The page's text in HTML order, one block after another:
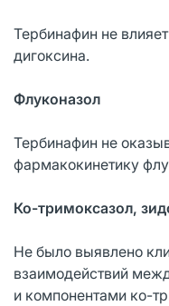
Тербинафин не
дигоксина.
Флуконазол
Тербинафин не
фармакокинетику
Ко-тримоксазол,
Не было выявлено
взаимодействий
и компонентами ко-